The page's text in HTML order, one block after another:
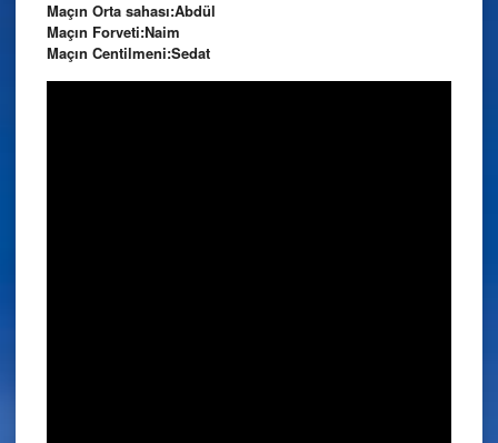
Maçın Orta sahası:Abdül
Maçın Forveti:Naim
Maçın Centilmeni:Sedat